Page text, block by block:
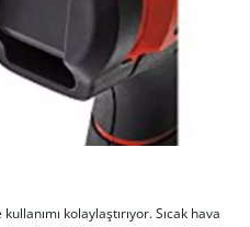
kolaylaştırıyor. Sıcak hava